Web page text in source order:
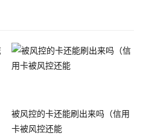
被风控的卡还能刷出来吗（信用
卡被风控还能